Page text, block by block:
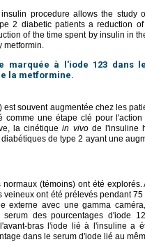
procedure allows the study
2 diabetic patients a reduction
of the time spent by insulin in
metformin.
marquée à l'iode 123 dans
la metformine.
souvent augmentée chez les
comme une étape clé pour
la cinétiquein vivode l'insuline
de type 2 ayant une
(témoins) ont été
ont été prélevés pendant
externe avec une gamma
serum des pourcentages d'iode
bras l'iode lié à l'insuline a
dans le serum d'iode lié au